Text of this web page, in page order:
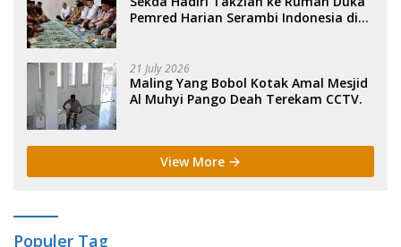
Pemred Harian Serambi Indonesia di
21 July 2026
Maling Yang Bobol Kotak Amal Mesjid
Al Muhyi Pango Deah Terekam CCTV.
View More
Populer Tag